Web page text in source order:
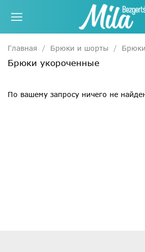
Главная Брюки и шорты
Брюки укороченные
По вашему запросу ничего не